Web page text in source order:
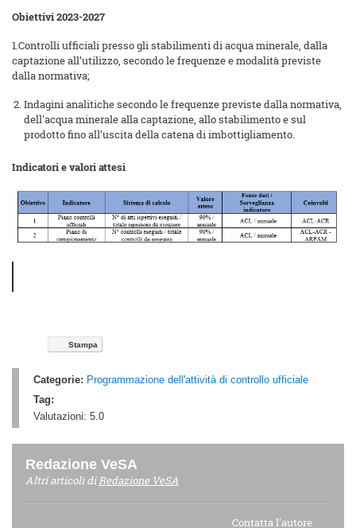
Obiettivi 2023-2027
1.Controlli ufficiali presso gli stabilimenti di acqua minerale, dalla
captazione all’utilizzo, secondo le frequenze e modalità previste
dalla normativa;
Indagini analitiche secondo le frequenze previste dalla normativa,
dell'acqua minerale alla captazione, allo stabilimento e sul
prodotto fino all’uscita della catena di imbottigliamento.
Indicatori e valori attesi
Stampa
Categorie: Programmazione dell'attività di controllo ufficiale
Tag:
Valutazioni: 5.0
Redazione VeSA
Altri articoli diRedazione VeSA
Contatta l'autore